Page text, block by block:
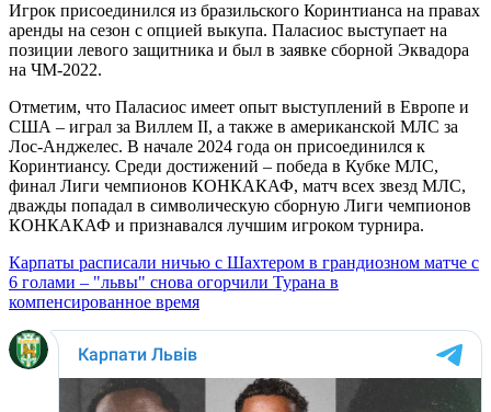
Игрок присоединился из бразильского Коринтианса на правах
аренды на сезон с опцией выкупа. Паласиос выступает на
позиции левого защитника и был в заявке сборной Эквадора
на ЧМ-2022.
Отметим, что Паласиос имеет опыт выступлений в Европе и
США – играл за Виллем II, а также в американской МЛС за
Лос-Анджелес. В начале 2024 года он присоединился к
Коринтиансу. Среди достижений – победа в Кубке МЛС,
финал Лиги чемпионов КОНКАКАФ, матч всех звезд МЛС,
дважды попадал в символическую сборную Лиги чемпионов
КОНКАКАФ и признавался лучшим игроком турнира.
Карпаты расписали ничью с Шахтером в грандиозном матче с
6 голами – "львы" снова огорчили Турана в
компенсированное время